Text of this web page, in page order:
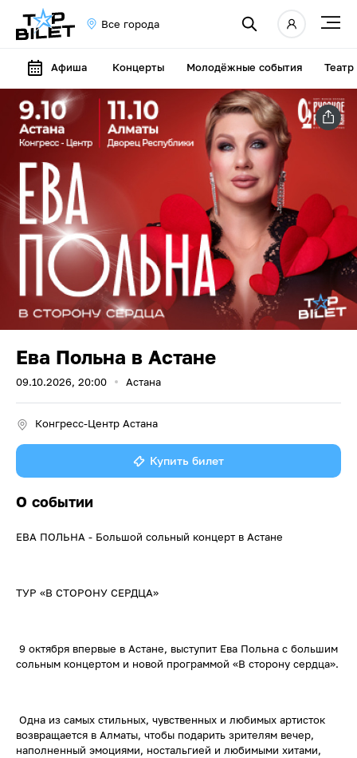
Все города
Афиша Концерты Молодёжные события Театр
Ева Польна в Астане
09.10.2026, 20:00 Астана
Конгресс-Центр Астана
Купить билет
О событии
ЕВА ПОЛЬНА - Большой сольный концерт в Астане
ТУР «В СТОРОНУ СЕРДЦА»
9 октября впервые в Астане, выступит Ева Польна с большим
сольным концертом и новой программой «В сторону сердца».
Одна из самых стильных, чувственных и любимых артисток
возвращается в Алматы, чтобы подарить зрителям вечер,
наполненный эмоциями, ностальгией и любимыми хитами,